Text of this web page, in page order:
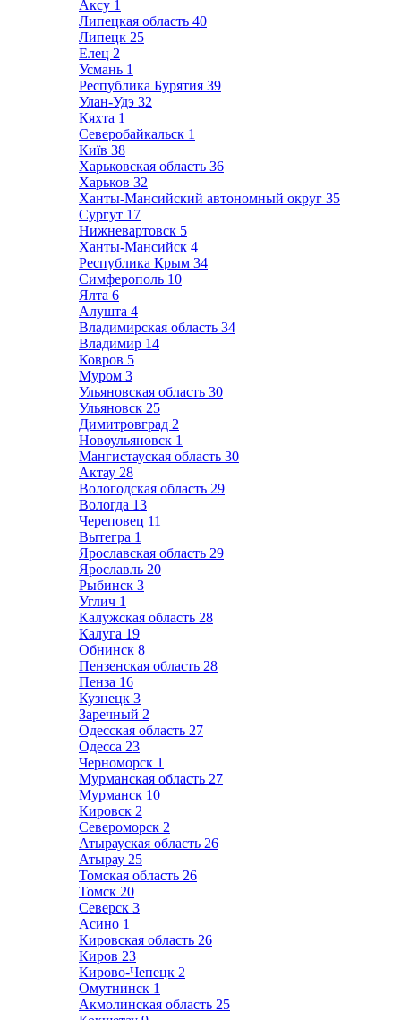
Аксу 1
Липецкая область 40
Липецк 25
Елец 2
Усмань 1
Республика Бурятия 39
Улан-Удэ 32
Кяхта 1
Северобайкальск 1
Київ 38
Харьковская область 36
Харьков 32
Ханты-Мансийский автономный округ 35
Сургут 17
Нижневартовск 5
Ханты-Мансийск 4
Республика Крым 34
Симферополь 10
Ялта 6
Алушта 4
Владимирская область 34
Владимир 14
Ковров 5
Муром 3
Ульяновская область 30
Ульяновск 25
Димитровград 2
Новоульяновск 1
Мангистауская область 30
Актау 28
Вологодская область 29
Вологда 13
Череповец 11
Вытегра 1
Ярославская область 29
Ярославль 20
Рыбинск 3
Углич 1
Калужская область 28
Калуга 19
Обнинск 8
Пензенская область 28
Пенза 16
Кузнецк 3
Заречный 2
Одесская область 27
Одесса 23
Черноморск 1
Мурманская область 27
Мурманск 10
Кировск 2
Североморск 2
Атырауская область 26
Атырау 25
Томская область 26
Томск 20
Северск 3
Асино 1
Кировская область 26
Киров 23
Кирово-Чепецк 2
Омутнинск 1
Акмолинская область 25